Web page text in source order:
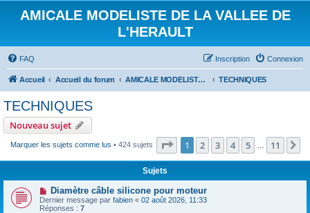
AMICALE MODELISTE DE LA VALLEE DE
L'HERAULT
FAQ Connexion
Inscription
Accueil Accueil du forum AMICALE MODELISTE DE LA VALLEE DE L'HERAULT TECHNIQUES
TECHNIQUES
Nouveau sujet
Marquer les sujets comme lus • 424 sujets Page 1sur11
1 2 3 4 5 11
Sujets
Diamètre câble silicone pour moteur
Dernier message par fabien « 02 août 2026, 11:33
Réponses : 7